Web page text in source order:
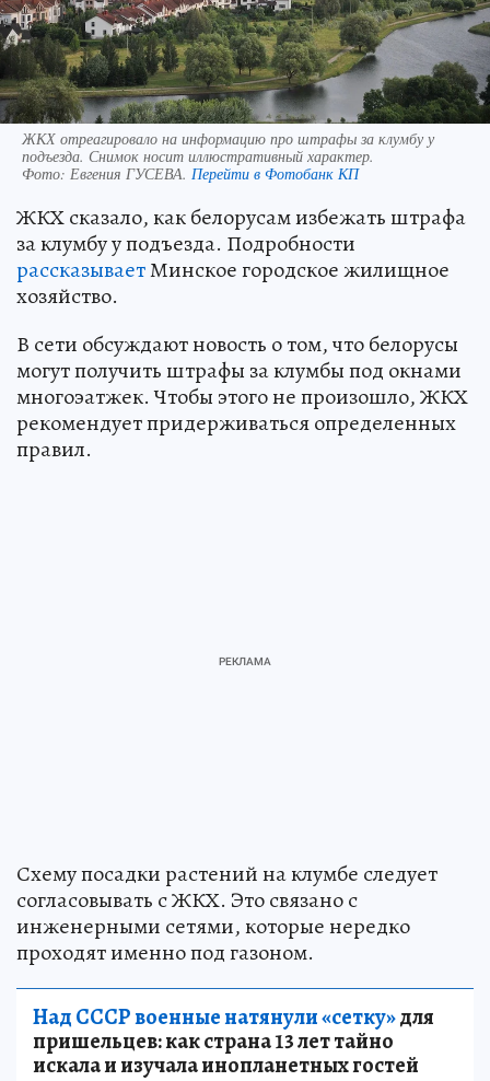
ЖКХ отреагировало на информацию про штрафы за клумбу у
подъезда. Снимок носит иллюстративный характер.
Фото: Евгения ГУСЕВА. Перейти в Фотобанк КП
ЖКХ сказало, как белорусам избежать штрафа
за клумбу у подъезда. Подробности
рассказываетМинское городское жилищное
хозяйство.
В сети обсуждают новость о том, что белорусы
могут получить штрафы за клумбы под окнами
многоэатжек. Чтобы этого не произошло, ЖКХ
рекомендует придерживаться определенных
правил.
Схему посадки растений на клумбе следует
согласовывать с ЖКХ. Это связано с
инженерными сетями, которые нередко
проходят именно под газоном.
Над СССР военные натянули «сетку»для
пришельцев: как страна 13 лет тайно
искала и изучала инопланетных гостей